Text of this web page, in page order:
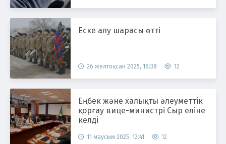
Еске алу шарасы өтті
26 желтоқсан 2025, 16:38 12
Еңбек және халықты әлеуметтік
қорғау вице-министрі Сыр еліне
келді
11 маусым 2025, 12:41 12